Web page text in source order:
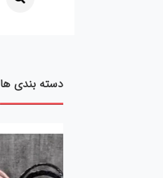
دسته بندی ها